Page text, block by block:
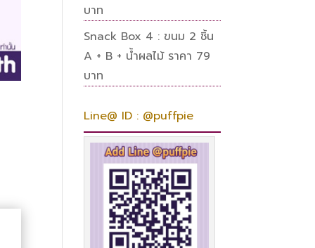
บาท
Snack Box 4 : ขนม 2 ชิ้น
A + B + น้ำผลไม้ ราคา 79
บาท
Line@ ID : @puffpie